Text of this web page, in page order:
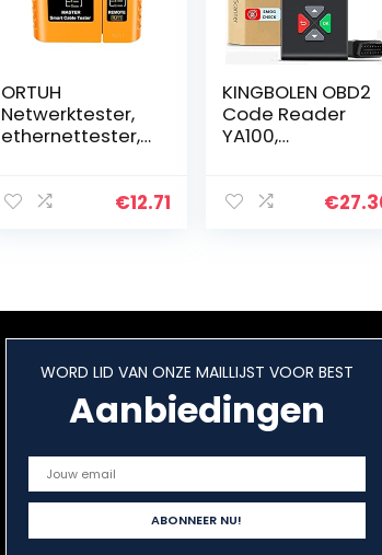
ORTUH
Netwerktester,
ethernettester,
kabeltester,
€12.71
KINGBOLEN OBD2
Code Reader
YA100,
Motor Fout Code
€
WORD LID VAN ONZE MAILLIJST VOOR BEST
Aanbiedingen